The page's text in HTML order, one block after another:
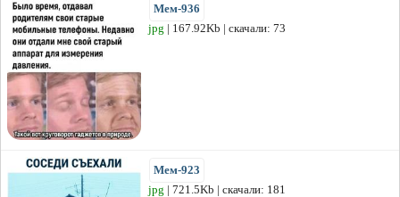
Мем-936
jpg | 167.92Kb | скачали: 73
Мем-923
jpg | 721.5Kb | скачали: 181